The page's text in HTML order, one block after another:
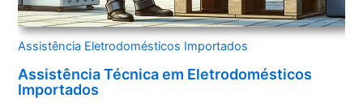
Assistência Eletrodomésticos Importados
Assistência Técnica em Eletrodomésticos
Importados